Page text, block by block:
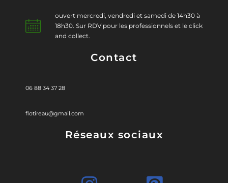
ouvert mercredi, vendredi et samedi de 14h30 à
18h30. Sur RDV pour les professionnels et le click
and collect.
Contact
06 88 34 37 28
flotireau@gmail.com
Réseaux sociaux